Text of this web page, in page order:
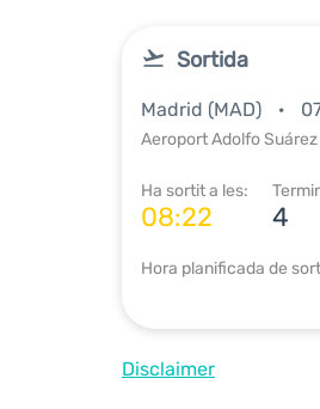
Sortida
Madrid (MAD)
Aeroport Adolfo
Ha sortit a les:
08:22 4
Hora planificada de
Disclaimer